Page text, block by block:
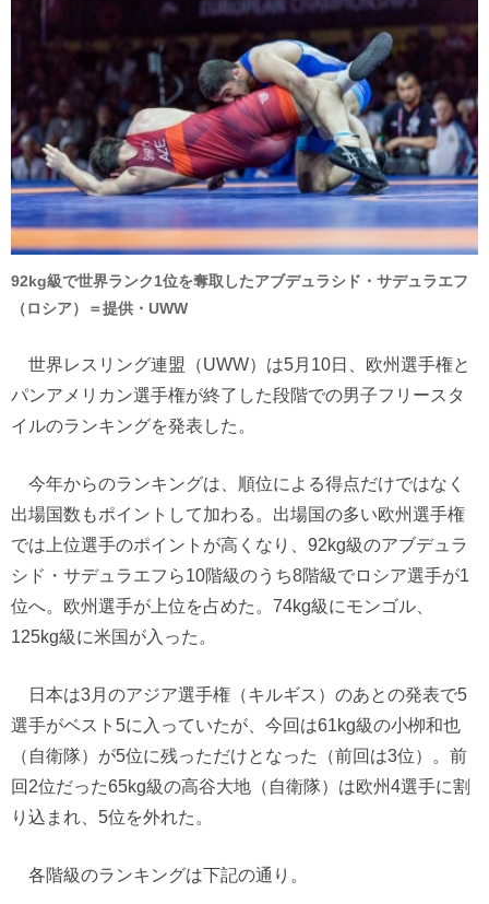
92kg級で世界ランク1位を奪取したアブデュラシド・サデュラエフ
（ロシア）＝提供・UWW
世界レスリング連盟（UWW）は5月10日、欧州選手権と
パンアメリカン選手権が終了した段階での男子フリースタ
イルのランキングを発表した。
今年からのランキングは、順位による得点だけではなく
出場国数もポイントして加わる。出場国の多い欧州選手権
では上位選手のポイントが高くなり、92kg級のアブデュラ
シド・サデュラエフら10階級のうち8階級でロシア選手が1
位へ。欧州選手が上位を占めた。74kg級にモンゴル、
125kg級に米国が入った。
日本は3月のアジア選手権（キルギス）のあとの発表で5
選手がベスト5に入っていたが、今回は61kg級の小栁和也
（自衛隊）が5位に残っただけとなった（前回は3位）。前
回2位だった65kg級の高谷大地（自衛隊）は欧州4選手に割
り込まれ、5位を外れた。
各階級のランキングは下記の通り。